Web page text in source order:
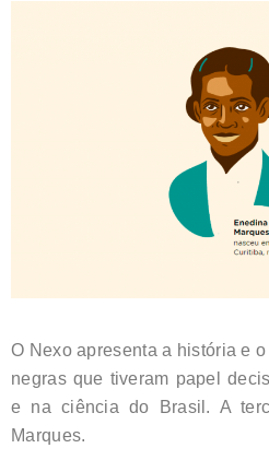
O Nexo apresenta a história e
negras que tiveram papel
e na ciência do Brasil. A
Marques.